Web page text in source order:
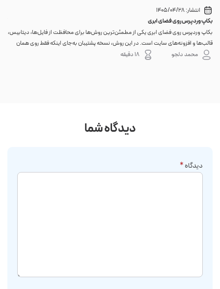
انتشار:1405/04/28
بکاپ وردپرس روی فضای ابری
بکاپ وردپرس روی فضای ابری یکی از مطمئن‌ترین روش‌ها برای محافظت از فایل‌ها، دیتابیس،
قالب‌ها و افزونه‌های سایت است. در این روش، نسخه پشتیبان به‌جای اینکه فقط روی همان
هاست اصلی باقی بماند، به یک فضای جداگانه منتقل می‌شود؛ بنابراین خرابی سرور، هک
محمد دلجو 18 دقیقه
دیدگاه شما
دیدگاه*